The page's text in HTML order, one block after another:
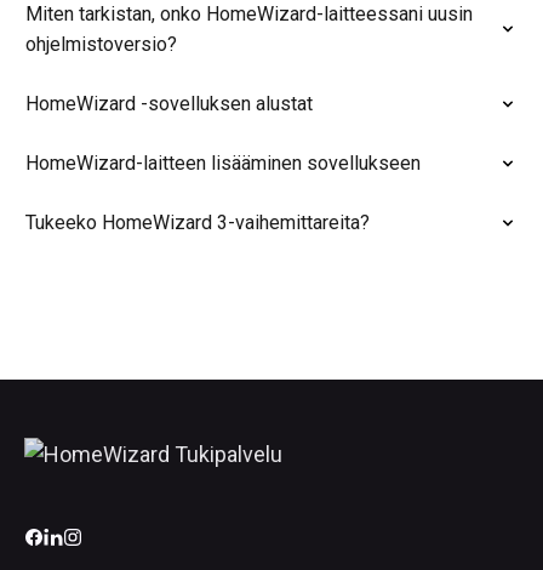
Miten tarkistan, onko HomeWizard-laitteessani uusin
ohjelmistoversio?
HomeWizard -sovelluksen alustat
HomeWizard-laitteen lisääminen sovellukseen
Tukeeko HomeWizard 3-vaihemittareita?